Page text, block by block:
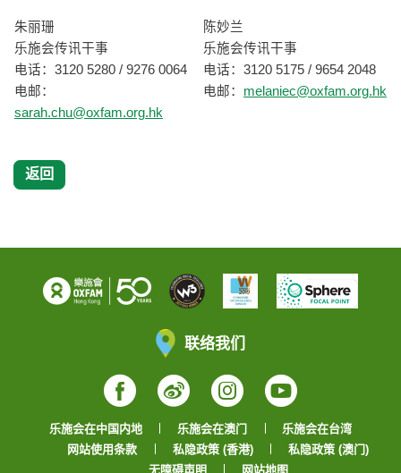
朱丽珊
乐施会传讯干事
电话：3120 5280 / 9276 0064
电邮：
sarah.chu@oxfam.org.hk
陈妙兰
乐施会传讯干事
电话：3120 5175 / 9654 2048
电邮： melaniec@oxfam.org.hk
返回
联络我们
Facebook
WeiboInstagram
YouTube
乐施会在中国内地 乐施会在澳门
乐施会在台湾
网站使用条款
私隐政策 (香港)
私隐政策 (澳门)
无障碍声明
网站地图